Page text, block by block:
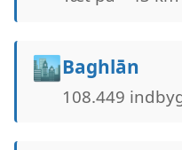
🏙️Baghlān
108.449